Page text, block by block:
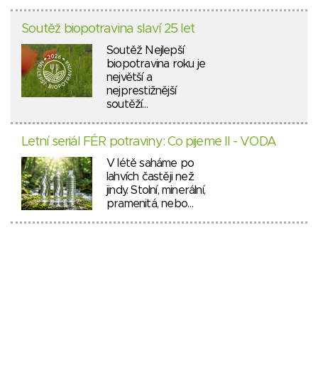
Soutěž biopotravina slaví 25 let
Soutěž Nejlepší
biopotravina roku je
největší a
nejprestižnější
soutěží…
Letní seriál FÉR potraviny: Co pijeme II - VODA
V létě saháme po
lahvích častěji než
jindy. Stolní, minerální,
pramenitá, nebo…